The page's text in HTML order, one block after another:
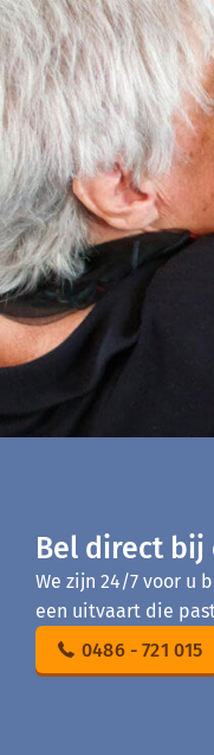
Bel direct
We zijn 24/7 voor u
een uitvaart die
0486 - 721 015